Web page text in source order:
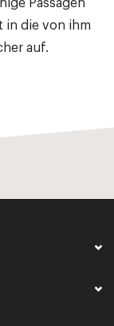
Passagen
in die von ihm
auf.